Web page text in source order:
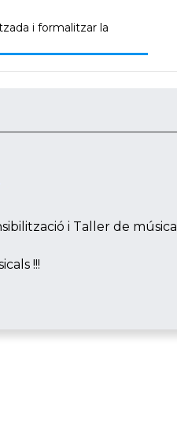
i formalitzar la
i Taller de música
!!!